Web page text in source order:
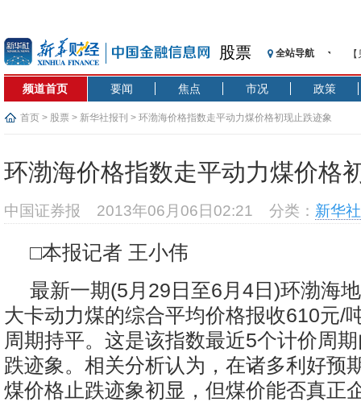
股票 全站导航
记
在
沥
频道首页 要闻 焦点 市况 政策
首页 > 股票 > 新华社报刊 > 环渤海价格指数走平动力煤价格初现止跌迹象
环渤海价格指数走平动力煤价格
中国证券报 2013年06月06日02:21 分类： 新华
□本报记者 王小伟
最新一期(5月29日至6月4日)环渤海
大卡动力煤的综合平均价格报收610元/
周期持平。这是该指数最近5个计价周
跌迹象。相关分析认为，在诸多利好预
煤价格止跌迹象初显，但煤价能否真正